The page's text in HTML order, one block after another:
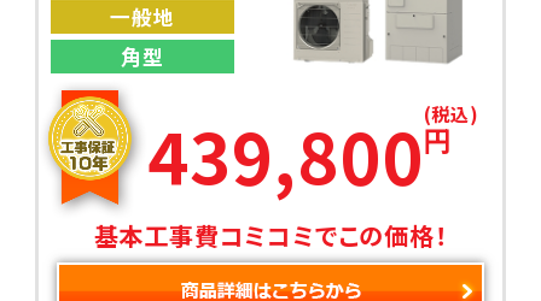
一般地
角型
439,800円
(税込)
基本工事費コミコミでこの価格！